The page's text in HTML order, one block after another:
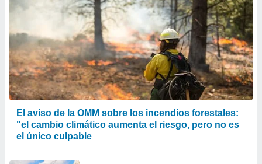
El aviso de la OMM sobre los incendios forestales:
"el cambio climático aumenta el riesgo, pero no es
el único culpable